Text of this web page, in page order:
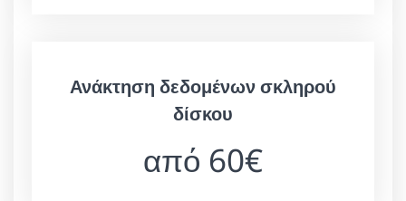
Ανάκτηση δεδομένων σκληρού
δίσκου
από 60€